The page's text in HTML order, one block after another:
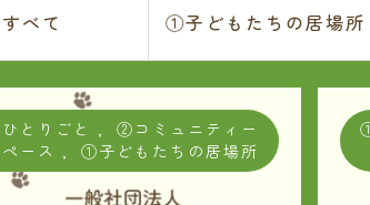
すべて ①子どもたちの居場所
とりごと,
②コミュニティー
ペース, ①子どもたちの居場所